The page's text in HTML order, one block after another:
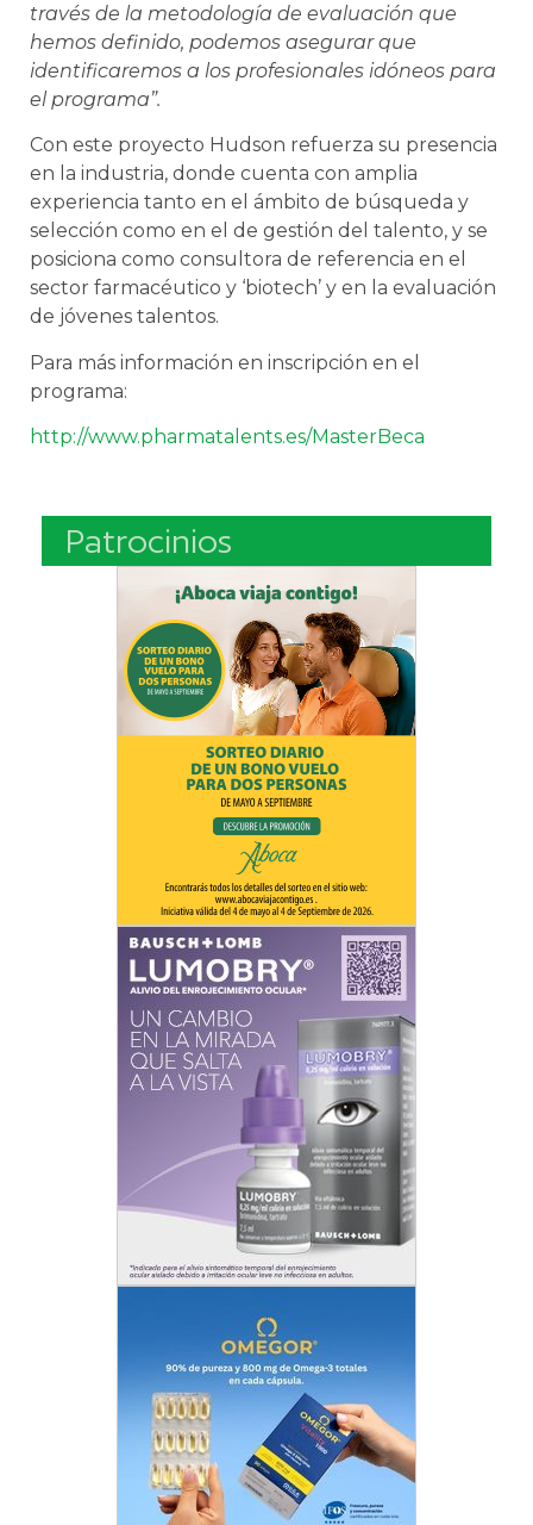
través de la metodología de evaluación que
hemos definido, podemos asegurar que
identificaremos a los profesionales idóneos para
el programa”.
Con este proyecto Hudson refuerza su presencia
en la industria, donde cuenta con amplia
experiencia tanto en el ámbito de búsqueda y
selección como en el de gestión del talento, y se
posiciona como consultora de referencia en el
sector farmacéutico y ‘biotech’ y en la evaluación
de jóvenes talentos.
Para más información en inscripción en el
programa:
http://www.pharmatalents.es/MasterBeca
Patrocinios